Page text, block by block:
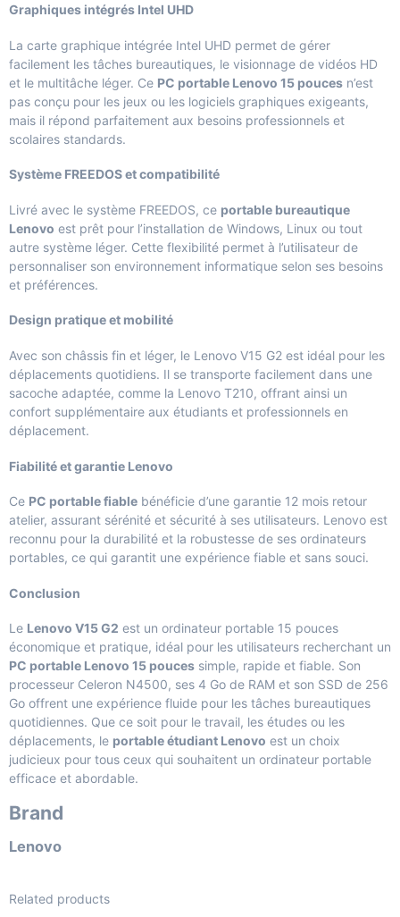
Graphiques intégrés Intel UHD
La carte graphique intégrée Intel UHD permet de gérer
facilement les tâches bureautiques, le visionnage de vidéos HD
et le multitâche léger. Ce PC portable Lenovo 15 pouces n’est
pas conçu pour les jeux ou les logiciels graphiques exigeants,
mais il répond parfaitement aux besoins professionnels et
scolaires standards.
Système FREEDOS et compatibilité
Livré avec le système FREEDOS, ce portable bureautique
Lenovo est prêt pour l’installation de Windows, Linux ou tout
autre système léger. Cette flexibilité permet à l’utilisateur de
personnaliser son environnement informatique selon ses besoins
et préférences.
Design pratique et mobilité
Avec son châssis fin et léger, le Lenovo V15 G2 est idéal pour les
déplacements quotidiens. Il se transporte facilement dans une
sacoche adaptée, comme la Lenovo T210, offrant ainsi un
confort supplémentaire aux étudiants et professionnels en
déplacement.
Fiabilité et garantie Lenovo
Ce PC portable fiable bénéficie d’une garantie 12 mois retour
atelier, assurant sérénité et sécurité à ses utilisateurs. Lenovo est
reconnu pour la durabilité et la robustesse de ses ordinateurs
portables, ce qui garantit une expérience fiable et sans souci.
Conclusion
Le Lenovo V15 G2 est un ordinateur portable 15 pouces
économique et pratique, idéal pour les utilisateurs recherchant un
PC portable Lenovo 15 pouces simple, rapide et fiable. Son
processeur Celeron N4500, ses 4 Go de RAM et son SSD de 256
Go offrent une expérience fluide pour les tâches bureautiques
quotidiennes. Que ce soit pour le travail, les études ou les
déplacements, le portable étudiant Lenovo est un choix
judicieux pour tous ceux qui souhaitent un ordinateur portable
efficace et abordable.
Brand
Lenovo
Related products